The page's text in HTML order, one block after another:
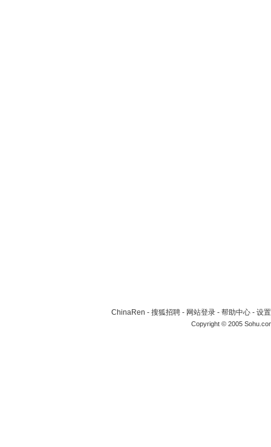
ChinaRen - 搜狐招聘 - 网站登录 - 帮助中心 - 设
Copyright © 2005